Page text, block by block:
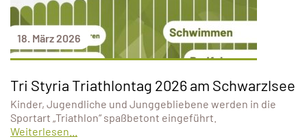
18. März 2026
Tri Styria Triathlontag 2026 am Schwarzlsee
Kinder, Jugendliche und Junggebliebene werden in die
Sportart „Triathlon“ spaßbetont eingeführt.
Weiterlesen...